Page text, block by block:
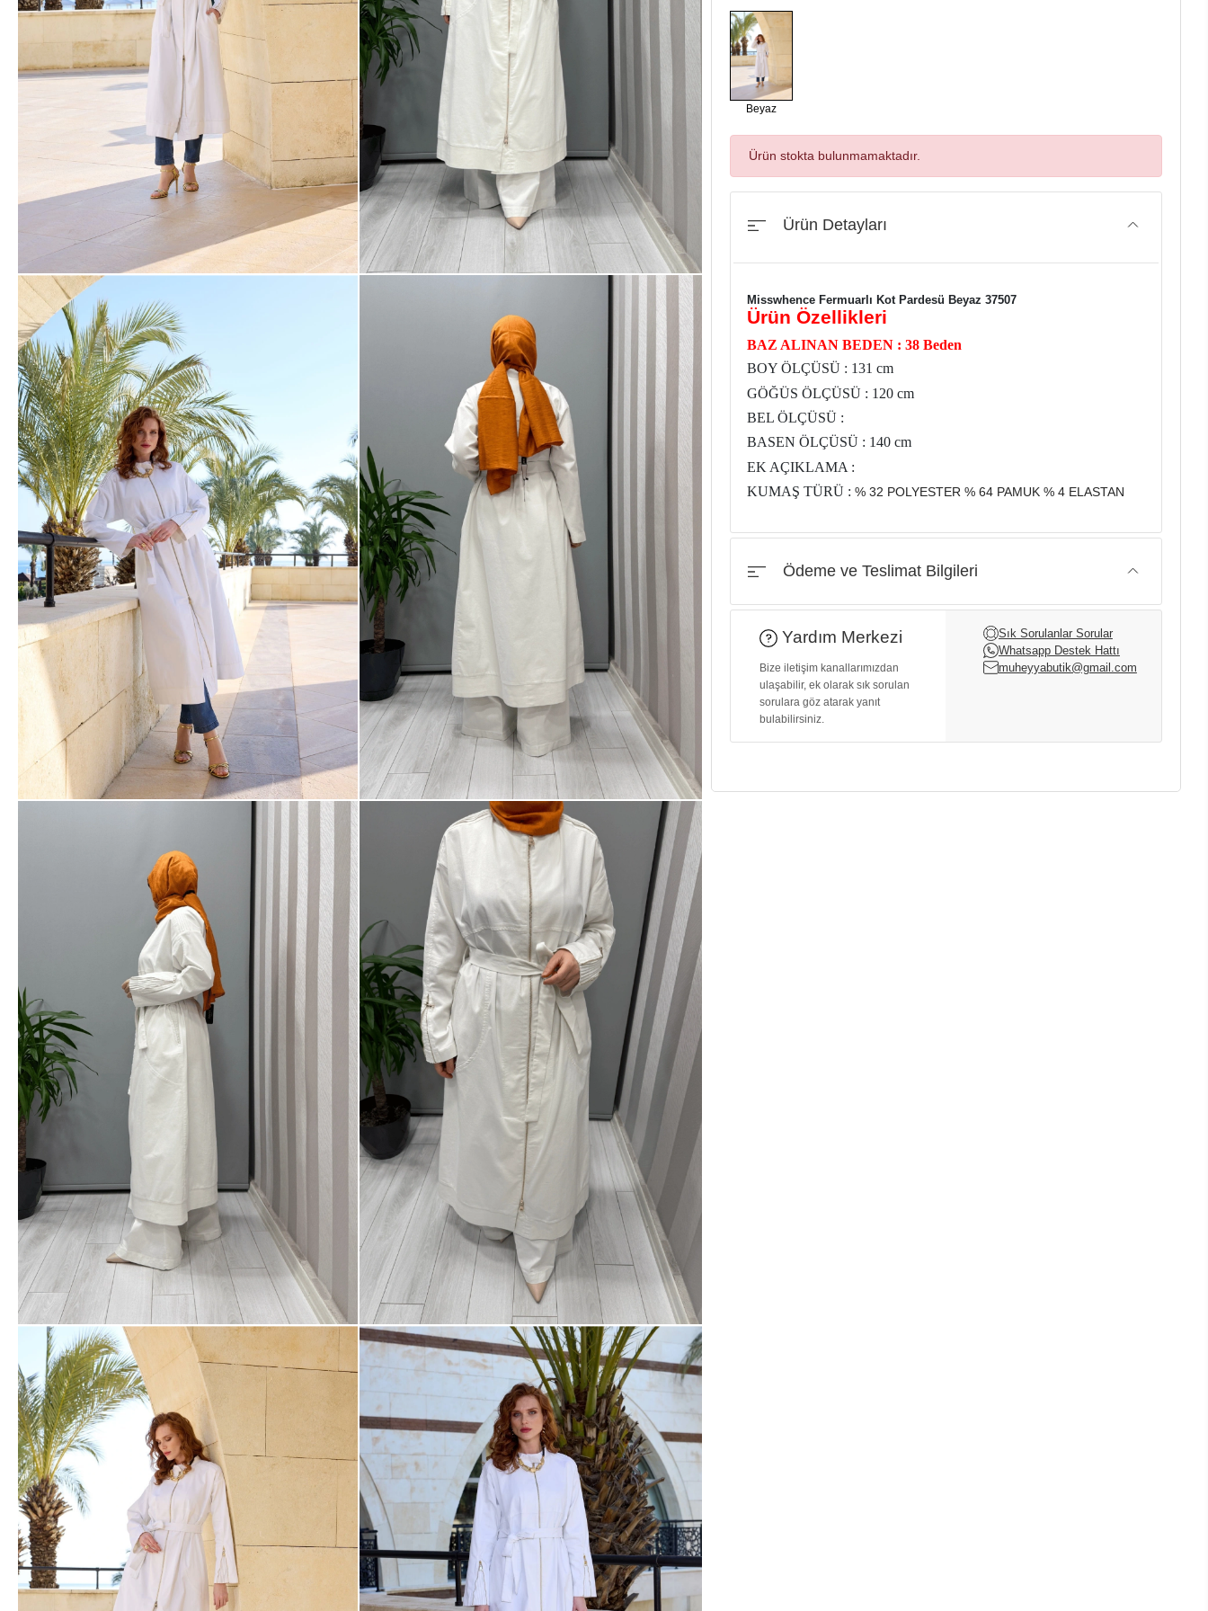
Beyaz
Ürün stokta bulunmamaktadır.
Ürün Detayları
Misswhence Fermuarlı Kot Pardesü Beyaz 37507
Ürün Özellikleri
BAZ ALINAN BEDEN : 38 Beden
BOY ÖLÇÜSÜ : 131 cm
GÖĞÜS ÖLÇÜSÜ : 120 cm
BEL ÖLÇÜSÜ :
BASEN ÖLÇÜSÜ : 140 cm
EK AÇIKLAMA :
KUMAŞ TÜRÜ : % 32 POLYESTER % 64 PAMUK % 4 ELASTAN
Ödeme ve Teslimat Bilgileri
Yardım Merkezi
Bize iletişim kanallarımızdan
ulaşabilir, ek olarak sık sorulan
sorulara göz atarak yanıt
bulabilirsiniz.
Sık Sorulanlar Sorular
Whatsapp Destek Hattı
muheyyabutik@gmail.com